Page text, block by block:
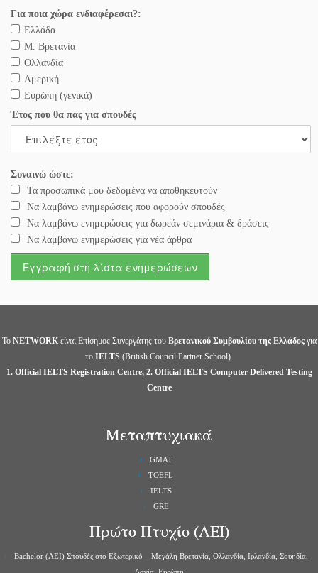
Για ποια χώρα ενδιαφέρεσαι?:
Ελλάδα
Μ. Βρετανία
Ολλανδία
Αμερική
Ευρώπη (γενικά)
Έτος που θα πας για σπουδές
Συναινώ ώστε:
Τα προσωπικά μου δεδομένα να αποθηκευτούν
Να λαμβάνω ενημερώσεις που αφορούν σπουδές
Να λαμβάνω ενημερώσεις για δωρεάν σεμινάρια & δράσεις
Να λαμβάνω ενημερώσεις για νέα άρθρα
Το NETWORKείναι Επίσημος Συνεργάτης του Βρετανικού Συμβουλίου της Ελλάδοςγια
το IELTS (British Council Partner School).
1. Official IELTS Registration Centre, 2. Official IELTS Computer Delivered Testing
Centre
Μεταπτυχιακά
GMAT
TOEFL
IELTS
GRE
Πρώτο Πτυχίο (ΑΕΙ)
Bachelor (ΑΕΙ) Σπουδές στο Εξωτερικό – Μεγάλη Βρετανία, Ολλανδία, Ιρλανδία, Σουηδία,